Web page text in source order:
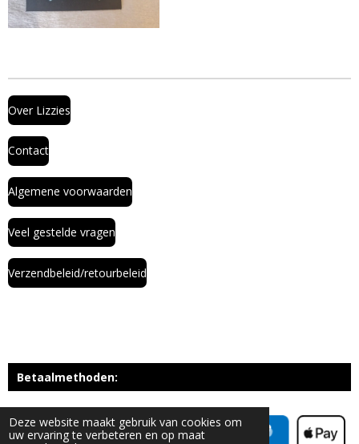
Deze website maakt gebruik van cookies om
uw ervaring te verbeteren en op maat
Over Lizzies
Contact
Algemene voorwaarden
Veel gestelde vragen
Verzendbeleid/retourbeleid
Betaalmethoden: